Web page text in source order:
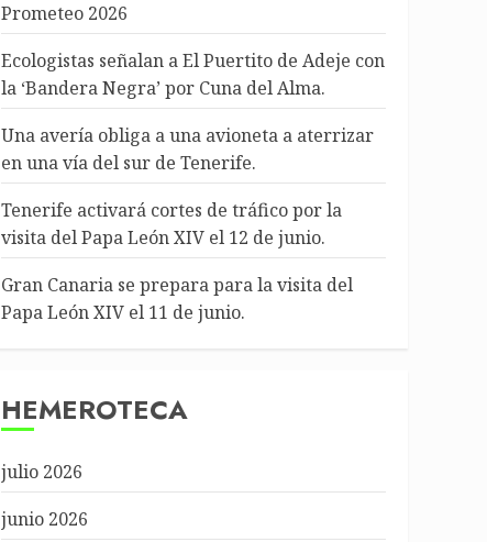
Prometeo 2026
Ecologistas señalan a El Puertito de Adeje con
la ‘Bandera Negra’ por Cuna del Alma.
Una avería obliga a una avioneta a aterrizar
en una vía del sur de Tenerife.
Tenerife activará cortes de tráfico por la
visita del Papa León XIV el 12 de junio.
Gran Canaria se prepara para la visita del
Papa León XIV el 11 de junio.
HEMEROTECA
julio 2026
junio 2026